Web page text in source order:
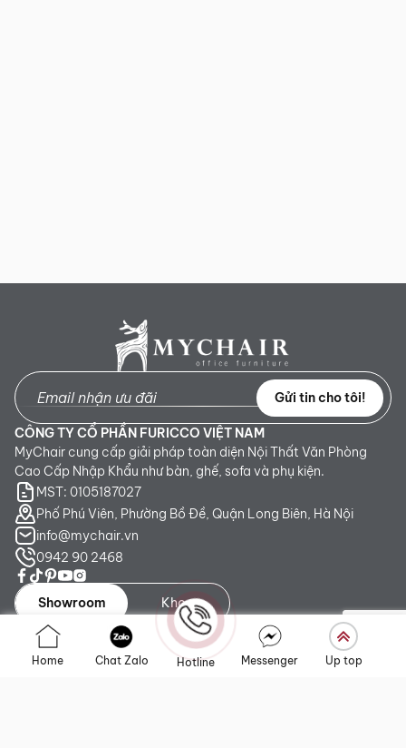
Gửi tin cho tôi!
CÔNG TY CỔ PHẦN FURICCO VIỆT NAM
MyChair cung cấp giải pháp toàn diện Nội Thất Văn Phòng
Cao Cấp Nhập Khẩu như bàn, ghế, sofa và phụ kiện.
MST: 0105187027
Phố Phú Viên, Phường Bồ Đề, Quận Long Biên, Hà Nội
info@mychair.vn
0942 90 2468
Showroom Kho
Showroom TP. HCM:
Số 345 - 347 Trần Phú, phường An
Home Chat Zalo Hotline Messenger Up top